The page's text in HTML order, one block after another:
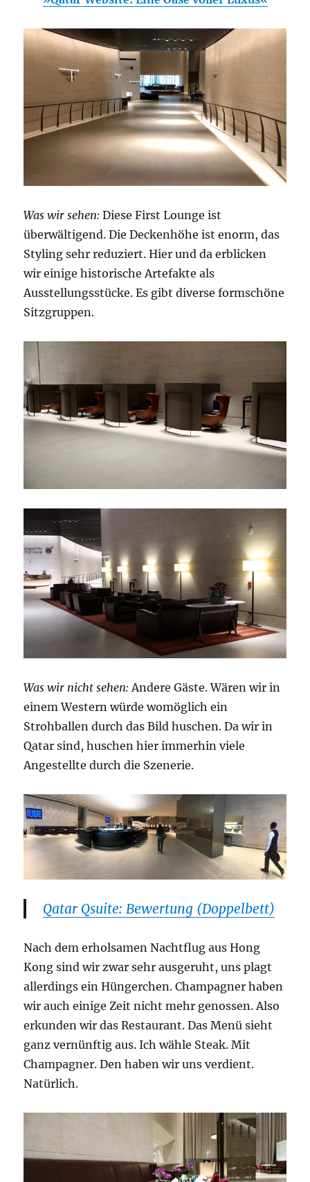
Was wir sehen: Diese First Lounge ist
überwältigend. Die Deckenhöhe ist enorm, das
Styling sehr reduziert. Hier und da erblicken
wir einige historische Artefakte als
Ausstellungsstücke. Es gibt diverse formschöne
Sitzgruppen.
Was wir nicht sehen: Andere Gäste. Wären wir in
einem Western würde womöglich ein
Strohballen durch das Bild huschen. Da wir in
Qatar sind, huschen hier immerhin viele
Angestellte durch die Szenerie.
Qatar Qsuite: Bewertung (Doppelbett)
Nach dem erholsamen Nachtflug aus Hong
Kong sind wir zwar sehr ausgeruht, uns plagt
allerdings ein Hüngerchen. Champagner haben
wir auch einige Zeit nicht mehr genossen. Also
erkunden wir das Restaurant. Das Menü sieht
ganz vernünftig aus. Ich wähle Steak. Mit
Champagner. Den haben wir uns verdient.
Natürlich.